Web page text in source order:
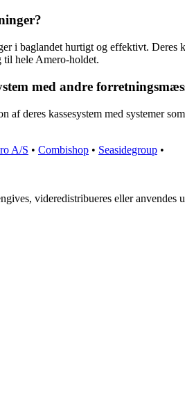
i baglandet hurtigt og effektivt. Deres
til hele Amero-holdet.
med andre
deres kassesystem med systemer
A/S • Combishop • Seasidegroup •
videredistribueres eller anvendes